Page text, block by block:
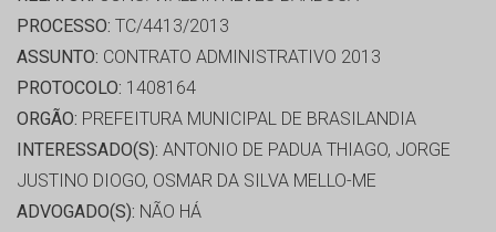
PROCESSO: TC/4413/2013
ASSUNTO: CONTRATO ADMINISTRATIVO 2013
PROTOCOLO: 1408164
ORGÃO: PREFEITURA MUNICIPAL DE BRASILANDIA
INTERESSADO(S): ANTONIO DE PADUA THIAGO, JORGE
JUSTINO DIOGO, OSMAR DA SILVA MELLO-ME
ADVOGADO(S): NÃO HÁ